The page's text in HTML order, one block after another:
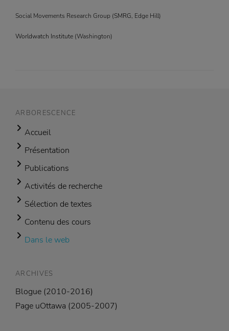
Social Movements Research Group (SMRG, Edge Hill)
Worldwatch Institute (Washington)
ARBORESCENCE
Accueil
Présentation
Publications
Activités de recherche
Sélection de textes
Contenu des cours
Dans le web
ARCHIVES
Blogue (2010-2016)
Page uOttawa (2005-2007)